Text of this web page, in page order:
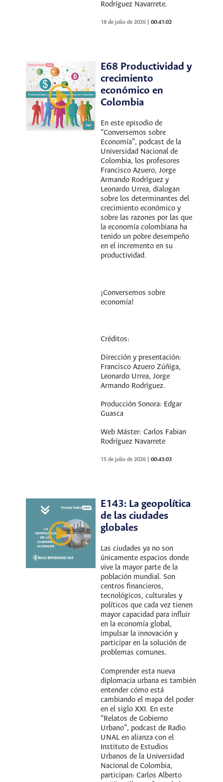
Rodríguez Navarrete.
18 de julio de 2026 |00:41:02
E68 Productividad y
crecimiento
económico en
Colombia
En este episodio de
“Conversemos sobre
Economía”, podcast de la
Universidad Nacional de
Colombia, los profesores
Francisco Azuero, Jorge
Armando Rodrìguez y
Leonardo Urrea, dialogan
sobre los determinantes del
crecimiento económico y
sobre las razones por las que
la economía colombiana ha
tenido un pobre desempeño
en el incremento en su
productividad.
¡Conversemos sobre
economía!
Créditos:
Dirección y presentación:
Francisco Azuero Zúñiga,
Leonardo Urrea, Jorge
Armando Rodrìguez.
Producción Sonora: Edgar
Guasca
Web Máster: Carlos Fabian
Rodríguez Navarrete
15 de julio de 2026 |00:43:03
E143: La geopolítica
de las ciudades
globales
Las ciudades ya no son
únicamente espacios donde
vive la mayor parte de la
población mundial. Son
centros financieros,
tecnológicos, culturales y
políticos que cada vez tienen
mayor capacidad para influir
en la economía global,
impulsar la innovación y
participar en la solución de
problemas comunes.
Comprender esta nueva
diplomacia urbana es también
entender cómo está
cambiando el mapa del poder
en el siglo XXI. En este
“Relatos de Gobierno
Urbano”, podcast de Radio
UNAL en alianza con el
Instituto de Estudios
Urbanos de la Universidad
Nacional de Colombia,
participan: Carlos Alberto